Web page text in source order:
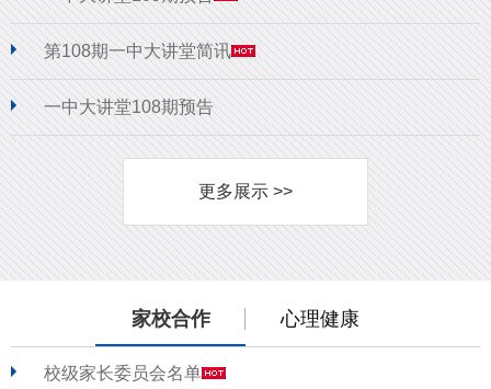
第108期一中大讲堂简讯
一中大讲堂108期预告
更多展示 >>
家校合作 心理健康
校级家长委员会名单